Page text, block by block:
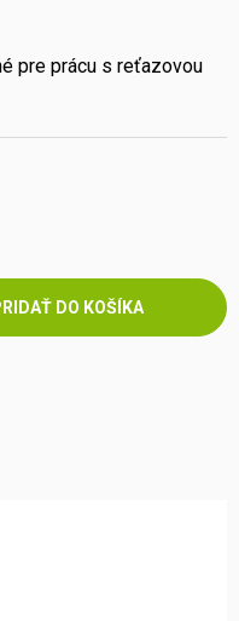
DO KOŠÍKA
pre prácu s reťazovou